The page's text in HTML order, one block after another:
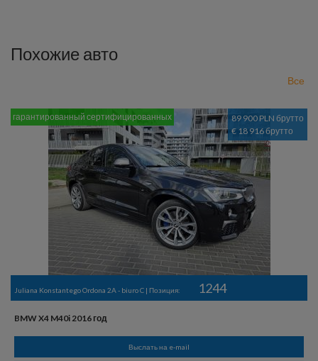
Похожие авто
Все
89 900 PLN брутто
€ 18 916 брутто
гарантированный сертифицированных
Juliana Konstantego Ordona 2A - biuro C | Позиция: 1244
BMW X4 M40i 2016 год
Выслать на e-mail